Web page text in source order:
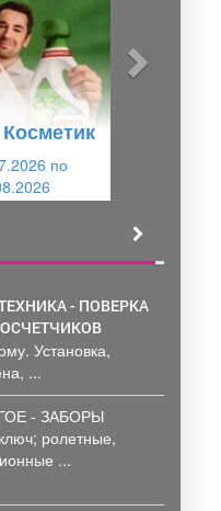
по
Установка,
...
- ЗАБОРЫ
ключ; ролетные,
...